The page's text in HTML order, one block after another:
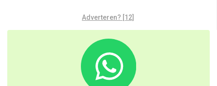
Adverteren? [12]